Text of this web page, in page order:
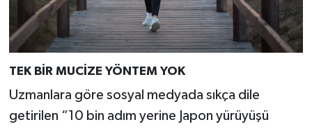
TEK BİR MUCİZE YÖNTEM YOK
Uzmanlara göre sosyal medyada sıkça dile
getirilen “10 bin adım yerine Japon yürüyüşü